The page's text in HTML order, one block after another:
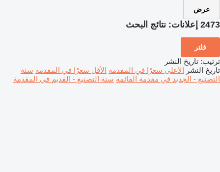
عرض
2473 إعلانات: نتائج البحث
فلتر
ترتيب: تاريخ النشر
تاريخ النشر الأعلى سعرًا في المقدمة الأقل سعرًا في المقدمة سنة
التصنيع - الجديد في مقدمة القائمة سنة التصنيع - القديم في المقدمة